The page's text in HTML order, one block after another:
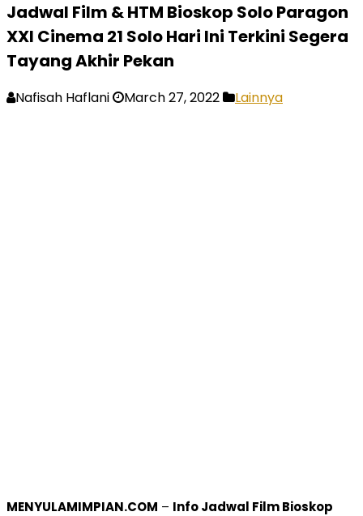
Jadwal Film & HTM Bioskop Solo Paragon
XXI Cinema 21 Solo Hari Ini Terkini Segera
Tayang Akhir Pekan
Nafisah Haflani March 27, 2022 Lainnya
MENYULAMIMPIAN.COM – Info Jadwal Film Bioskop